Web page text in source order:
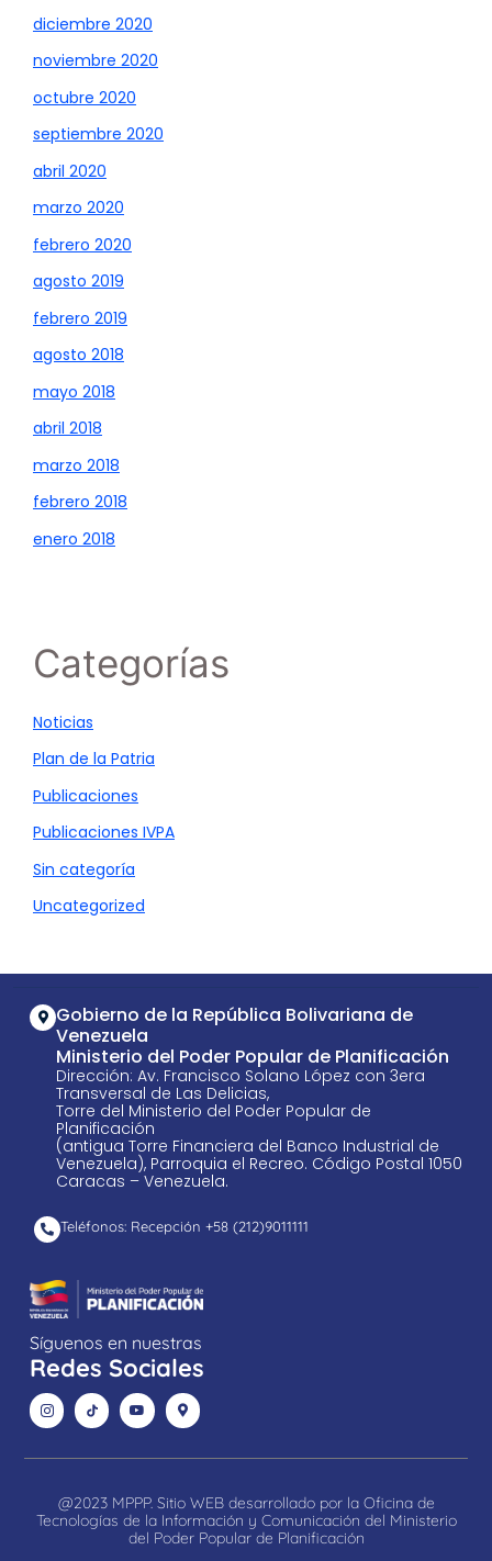
diciembre 2020
noviembre 2020
octubre 2020
septiembre 2020
abril 2020
marzo 2020
febrero 2020
agosto 2019
febrero 2019
agosto 2018
mayo 2018
abril 2018
marzo 2018
febrero 2018
enero 2018
Categorías
Noticias
Plan de la Patria
Publicaciones
Publicaciones IVPA
Sin categoría
Uncategorized
Gobierno de la República Bolivariana de
Venezuela
Ministerio del Poder Popular de Planificación
Dirección: Av. Francisco Solano López con 3era
Transversal de Las Delicias,
Torre del Ministerio del Poder Popular de
Planificación
(antigua Torre Financiera del Banco Industrial de
Venezuela), Parroquia el Recreo. Código Postal 1050
Caracas – Venezuela.
Teléfonos: Recepción +58 ​(212)9011111
Síguenos en nuestras
Redes Sociales
@2023 MPPP. Sitio WEB desarrollado por la Oficina de
Tecnologías de la Información y Comunicación del Ministerio
del Poder Popular de Planificación